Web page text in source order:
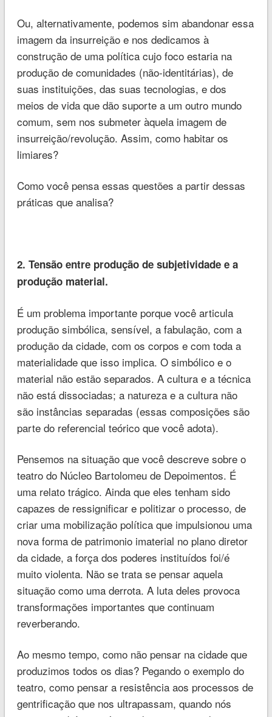
Ou, alternativamente, podemos sim abandonar essa
imagem da insurreição e nos dedicamos à
construção de uma política cujo foco estaria na
produção de comunidades (não-identitárias), de
suas instituições, das suas tecnologias, e dos
meios de vida que dão suporte a um outro mundo
comum, sem nos submeter àquela imagem de
insurreição/revolução. Assim, como habitar os
limiares?
Como você pensa essas questões a partir dessas
práticas que analisa?
2. Tensão entre produção de subjetividade e a
produção material.
É um problema importante porque você articula
produção simbólica, sensível, a fabulação, com a
produção da cidade, com os corpos e com toda a
materialidade que isso implica. O simbólico e o
material não estão separados. A cultura e a técnica
não está dissociadas; a natureza e a cultura não
são instâncias separadas (essas composições são
parte do referencial teórico que você adota).
Pensemos na situação que você descreve sobre o
teatro do Núcleo Bartolomeu de Depoimentos. É
uma relato trágico. Ainda que eles tenham sido
capazes de ressignificar e politizar o processo, de
criar uma mobilização política que impulsionou uma
nova forma de patrimonio imaterial no plano diretor
da cidade, a força dos poderes instituídos foi/é
muito violenta. Não se trata se pensar aquela
situação como uma derrota. A luta deles provoca
transformações importantes que continuam
reverberando.
Ao mesmo tempo, como não pensar na cidade que
produzimos todos os dias? Pegando o exemplo do
teatro, como pensar a resistência aos processos de
gentrificação que nos ultrapassam, quando nós